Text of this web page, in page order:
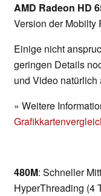
AMD Radeon HD
Version der Mobilty
Einige nicht
geringen Details
und Video
» Weitere
480M: Schneller
HyperThreading (4